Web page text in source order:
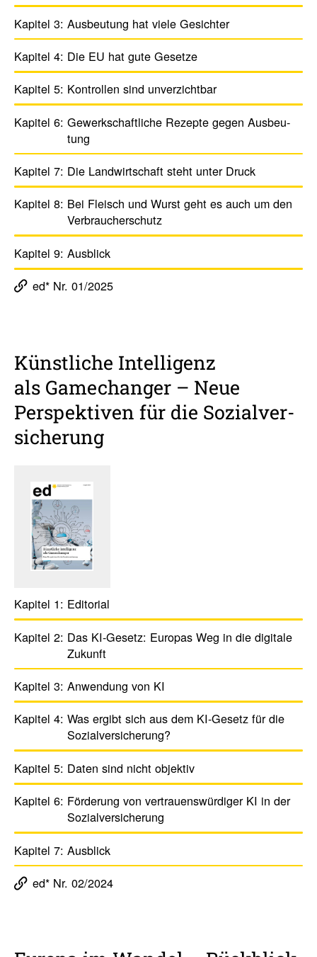
Kapitel 3: Ausbeu­tung hat viele Gesichter
Kapitel 4: Die EU hat gute Gesetze
Kapitel 5: Kontrollen sind unver­zichtbar
Kapitel 6: Gewerk­schaft­liche Rezepte gegen ­Ausbeu­
tung
Kapitel 7: Die Land­wirt­schaft steht unter Druck
Kapitel 8: Bei Fleisch und Wurst geht es auch um den
Verbrau­cher­schutz
Kapitel 9: Ausblick
ed* Nr. 01/2025
Künst­liche Intel­li­genz
als Game­ch­anger – Neue
Perspek­tiven für die Sozi­al­ver­
si­che­rung
Kapitel 1: Edito­rial
Kapitel 2: Das KI-Gesetz: Europas Weg in die digi­tale
Zukunft
Kapitel 3: Anwen­dung von KI
Kapitel 4: Was ergibt sich aus dem KI-Gesetz für die
Sozi­al­ver­si­che­rung?
Kapitel 5: Daten sind nicht objektiv
Kapitel 6: Förde­rung von vertrau­ens­wür­diger KI in der
Sozi­al­ver­si­che­rung
Kapitel 7: Ausblick
ed* Nr. 02/2024